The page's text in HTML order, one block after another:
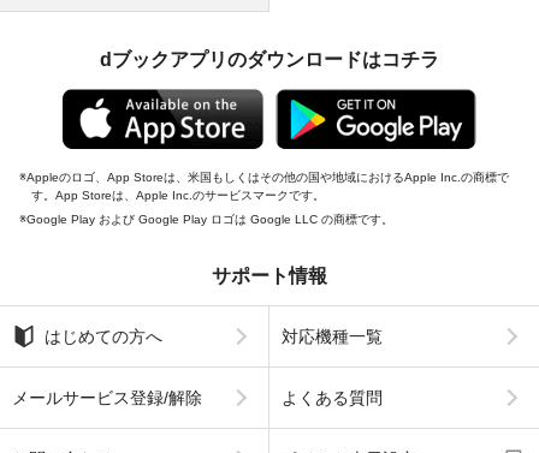
dブックアプリのダウンロードはコチラ
Appleのロゴ、App Storeは、米国もしくはその他の国や地域におけるApple Inc.の商標で
す。App Storeは、Apple Inc.のサービスマークです。
Google Play および Google Play ロゴは Google LLC の商標です。
サポート情報
はじめての方へ 対応機種一覧
メールサービス登録/解除 よくある質問